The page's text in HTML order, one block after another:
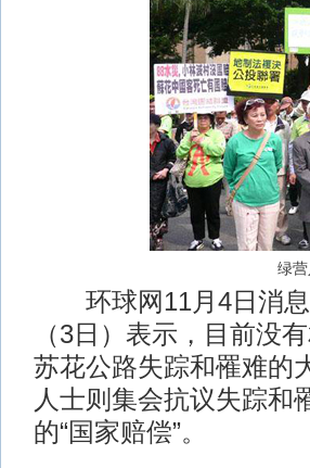
绿营
环球网11月4日消息
（3日）表示，目前没
苏花公路失踪和罹难的
人士则集会抗议失踪和
的“国家赔偿”。